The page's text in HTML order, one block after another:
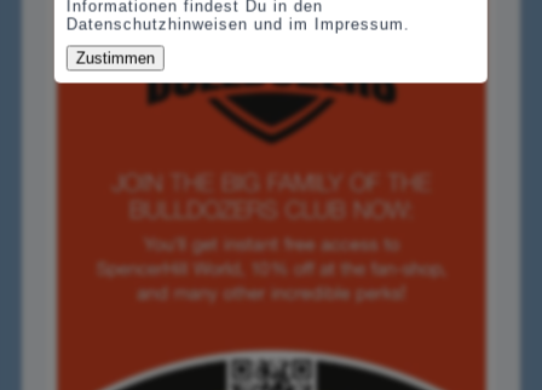
Informationen findest Du in den
Datenschutzhinweisen und im Impressum.
Zustimmen